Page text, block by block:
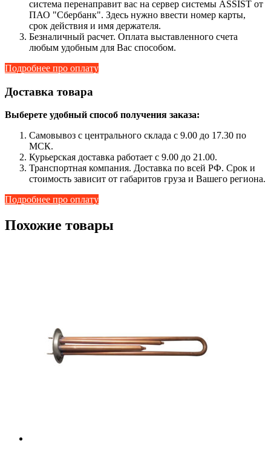
система перенаправит вас на сервер системы ASSIST от
ПАО "Сбербанк". Здесь нужно ввести номер карты,
срок действия и имя держателя.
Безналичный расчет. Оплата выставленного счета
любым удобным для Вас способом.
Подробнее про оплату
Доставка товара
Выберете удобный способ получения заказа:
Самовывоз с центрального склада с 9.00 до 17.30 по
МСК.
Курьерская доставка работает с 9.00 до 21.00.
Транспортная компания. Доставка по всей РФ. Срок и
стоимость зависит от габаритов груза и Вашего региона.
Подробнее про оплату
Похожие товары